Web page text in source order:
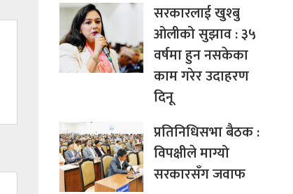
सरकारलाई खुश्बु
ओलीको सुझाव : ३५
वर्षमा हुन नसकेका
काम गरेर उदाहरण
दिनू
प्रतिनिधिसभा बैठक :
विपक्षीले माग्यो
सरकारसँग जवाफ